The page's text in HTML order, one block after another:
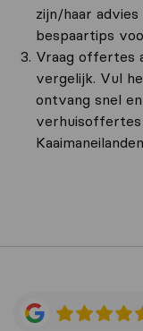
zijn/haar
bespaartips
Vraag offertes
vergelijk. Vul
ontvang snel
verhuisoffertes